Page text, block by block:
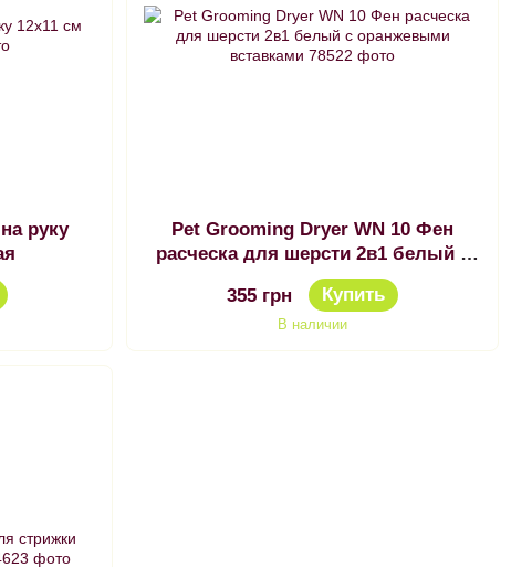
руку
Pet Grooming Dryer WN 10 Фен
расческа для шерсти 2в1 белый с
оранжевыми вставками
355 грн
Купить
В наличии